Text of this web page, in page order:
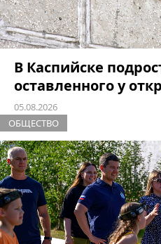
В Каспийске
оставленного у
05.08.2026
ОБЩЕСТВО